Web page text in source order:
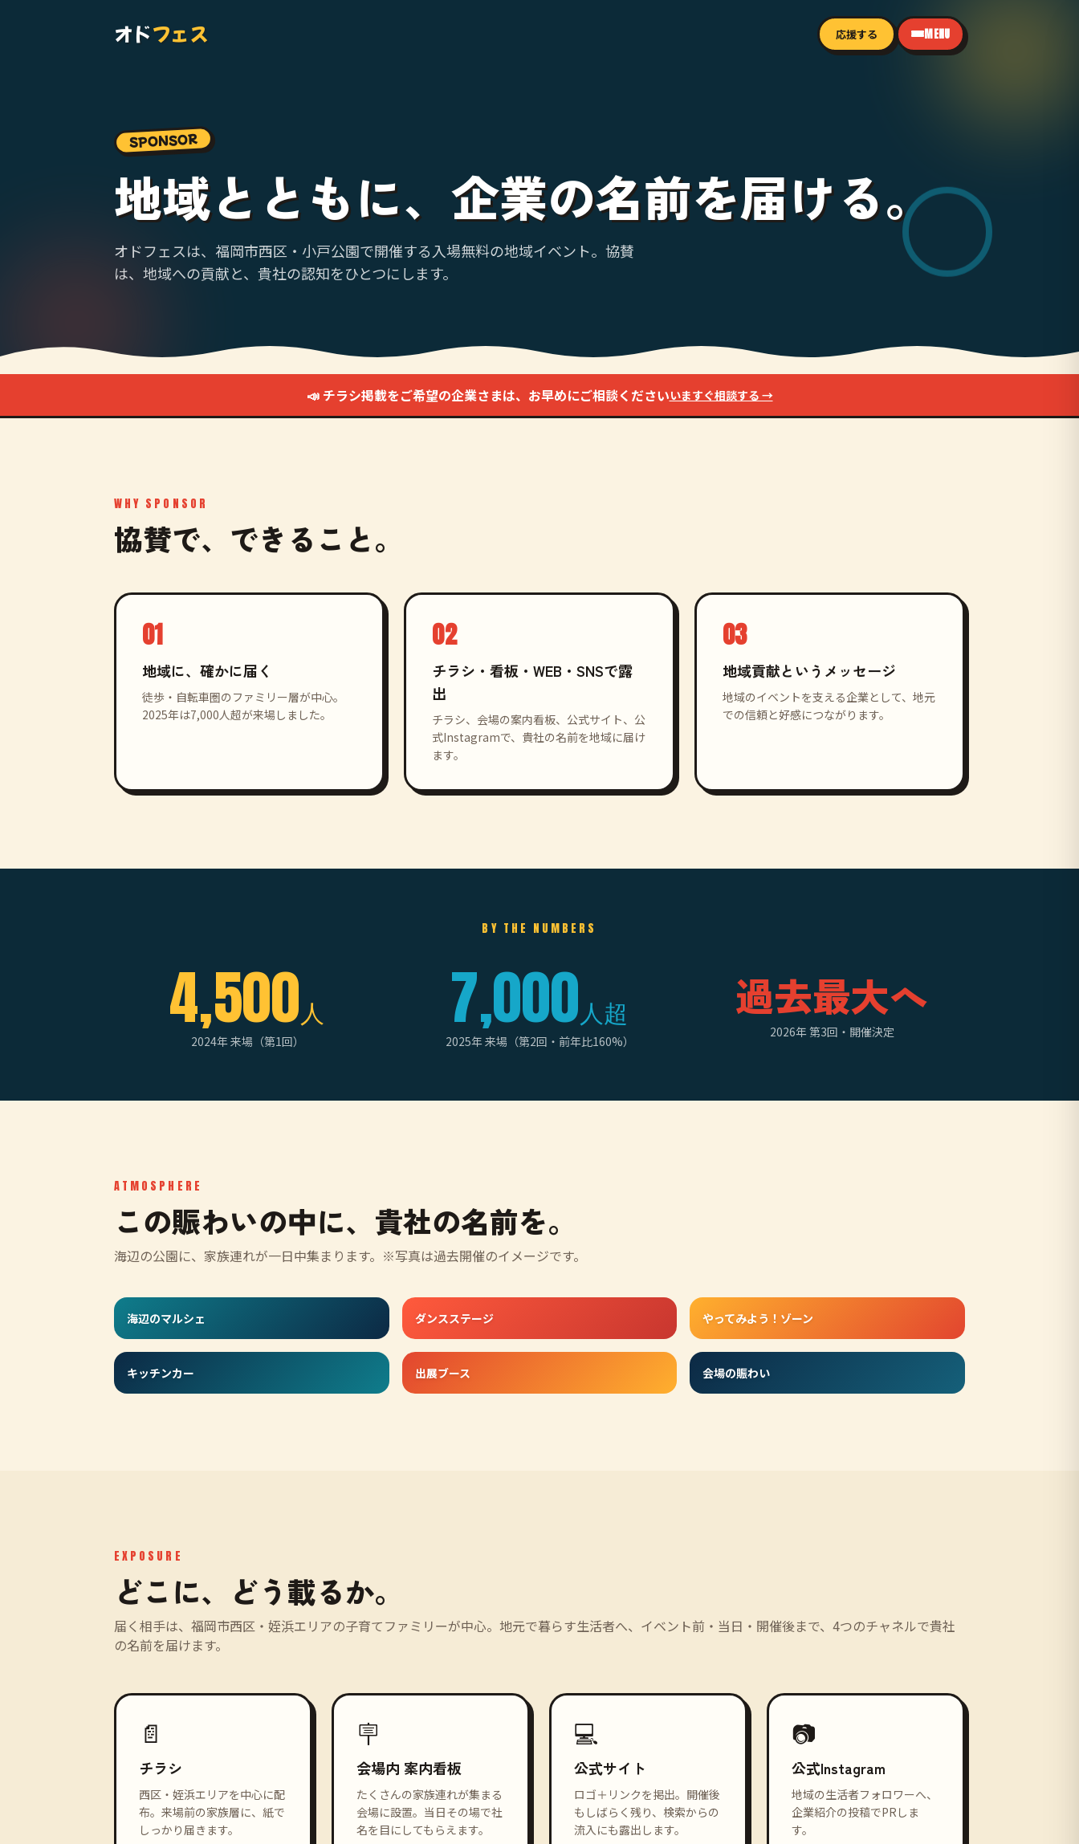
オドフェス 応援する MENU
SPONSOR
地域とともに、企業の名前を届ける。
オドフェスは、福岡市西区・小戸公園で開催する入場無料の地域イベント。協賛
は、地域への貢献と、貴社の認知をひとつにします。
📣 チラシ掲載をご希望の企業さまは、お早めにご相談くださいいますぐ相談する →
WHY SPONSOR
協賛で、できること。
01
地域に、確かに届く
徒歩・自転車圏のファミリー層が中心。
2025年は7,000人超が来場しました。
02
チラシ・看板・WEB・SNSで露
出
チラシ、会場の案内看板、公式サイト、公
式Instagramで、貴社の名前を地域に届け
ます。
03
地域貢献というメッセージ
地域のイベントを支える企業として、地元
での信頼と好感につながります。
BY THE NUMBERS
4,500人
2024年 来場（第1回） 7,000人超
2025年 来場（第2回・前年比160%）
過去最大へ
2026年 第3回・開催決定
ATMOSPHERE
この賑わいの中に、貴社の名前を。
海辺の公園に、家族連れが一日中集まります。※写真は過去開催のイメージです。
海辺のマルシェ ダンスステージ やってみよう！ゾーン
キッチンカー 出展ブース 会場の賑わい
EXPOSURE
どこに、どう載るか。
届く相手は、福岡市西区・姪浜エリアの子育てファミリーが中心。地元で暮らす生活者へ、イベント前・当日・開催後まで、4つのチャネルで貴社
の名前を届けます。
📄
チラシ
西区・姪浜エリアを中心に配
布。来場前の家族層に、紙で
しっかり届きます。
🪧
会場内 案内看板
たくさんの家族連れが集まる
会場に設置。当日その場で社
名を目にしてもらえます。
💻
公式サイト
ロゴ＋リンクを掲出。開催後
もしばらく残り、検索からの
流入にも露出します。
📷
公式Instagram
地域の生活者フォロワーへ、
企業紹介の投稿でPRしま
す。